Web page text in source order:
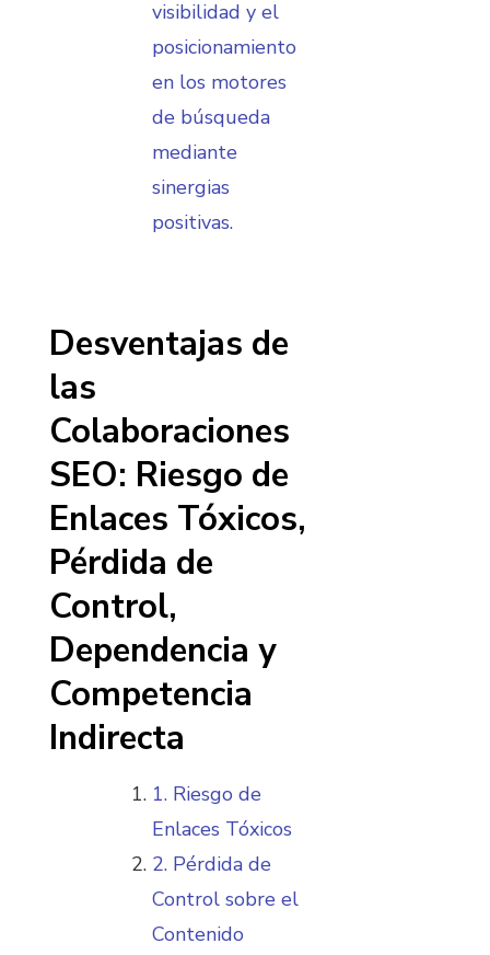
visibilidad y el
posicionamiento
en los motores
de búsqueda
mediante
sinergias
positivas.
Desventajas de
las
Colaboraciones
SEO: Riesgo de
Enlaces Tóxicos,
Pérdida de
Control,
Dependencia y
Competencia
Indirecta
1. Riesgo de
Enlaces Tóxicos
2. Pérdida de
Control sobre el
Contenido